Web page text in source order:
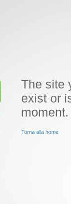
The site
exist or
moment.
Torna alla home